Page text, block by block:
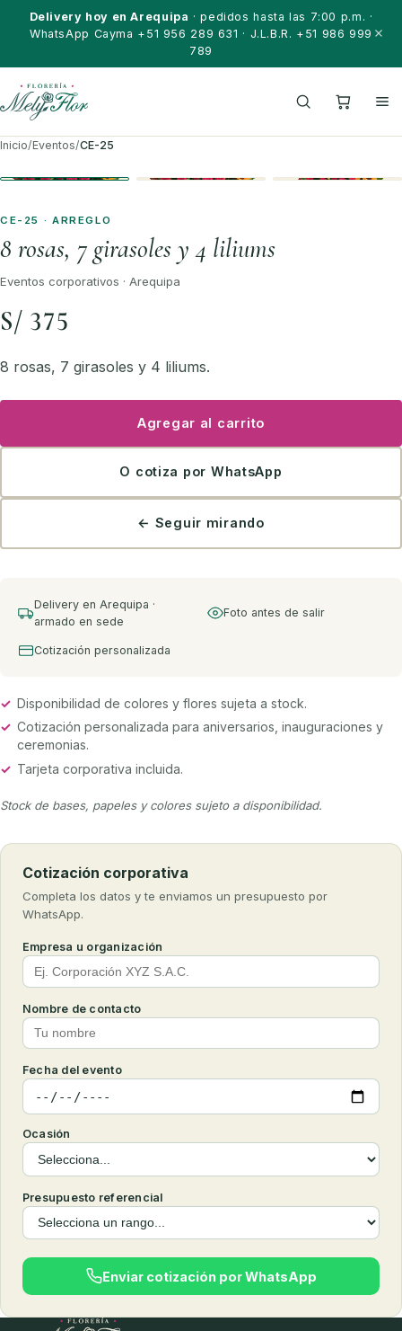
Saltar al contenido
Delivery hoy en Arequipa · pedidos hasta las 7:00 p.m. ·
WhatsApp Cayma +51 956 289 631 · J.L.B.R. +51 986 999
789
Inicio/Eventos/CE-25
CE-25 · ARREGLO
8 rosas, 7 girasoles y 4 liliums
Eventos corporativos · Arequipa
S/ 375
8 rosas, 7 girasoles y 4 liliums.
Agregar al carrito
O cotiza por WhatsApp
← Seguir mirando
Delivery en Arequipa ·
armado en sede
Foto antes de salir
Cotización personalizada
✓ Disponibilidad de colores y flores sujeta a stock.
✓ Cotización personalizada para aniversarios, inauguraciones y
ceremonias.
✓ Tarjeta corporativa incluida.
Stock de bases, papeles y colores sujeto a disponibilidad.
Cotización corporativa
Completa los datos y te enviamos un presupuesto por
WhatsApp.
Empresa u organización
Nombre de contacto
Fecha del evento
Ocasión
Presupuesto referencial
Enviar cotización por WhatsApp